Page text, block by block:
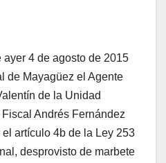
ayer 4 de agosto de 2015
de Mayagüez el Agente
de la Unidad
Andrés Fernández
el artículo 4b de la Ley 253
desprovisto de marbete